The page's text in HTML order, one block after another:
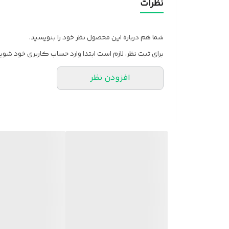
نظرات
شما هم درباره این محصول نظر خود را بنویسید.
برای ثبت نظر، لازم است ابتدا وارد حساب کاربری خود
افزودن نظر